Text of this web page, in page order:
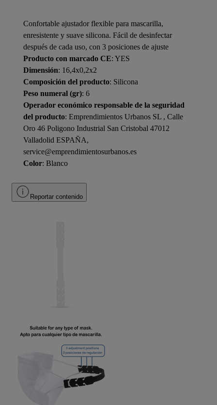
Confortable ajustador flexible para mascarilla,
enresistente y suave silicona. Fácil de desinfectar
después de cada uso, con 3 posiciones de ajuste
Producto con marcado CE: YES
Dimensión: 16,4x0,2x2
Composición del producto: Silicona
Peso numeral (gr): 6
Operador económico responsable de la seguridad
del producto: Emprendimientos Urbanos SL , Calle
Oro 46 Poligono Industrial San Cristobal 47012
Valladolid ESPAÑA,
service@emprendimientosurbanos.es
Color: Blanco
Reportar contenido